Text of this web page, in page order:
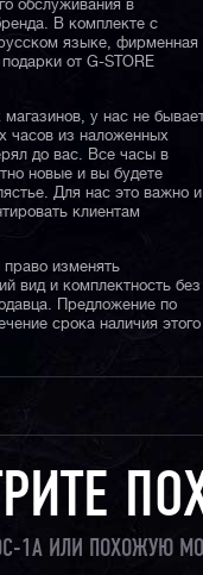
обслуживания в
В комплекте с
языке, фирменная
от G-STORE
у нас не
часов из наложенных
до вас. Все часы в
новые и вы будете
Для нас это важно и
клиентам
право изменять
вид и комплектность без
Предложение по
срока наличия этого
1A ИЛИ ПОХОЖУЮ